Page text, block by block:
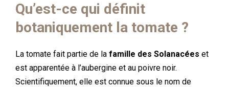
Qu’est-ce qui définit
botaniquement la tomate ?
La tomate fait partie de la famille des Solanacées et
est apparentée à l’aubergine et au poivre noir.
Scientifiquement, elle est connue sous le nom de